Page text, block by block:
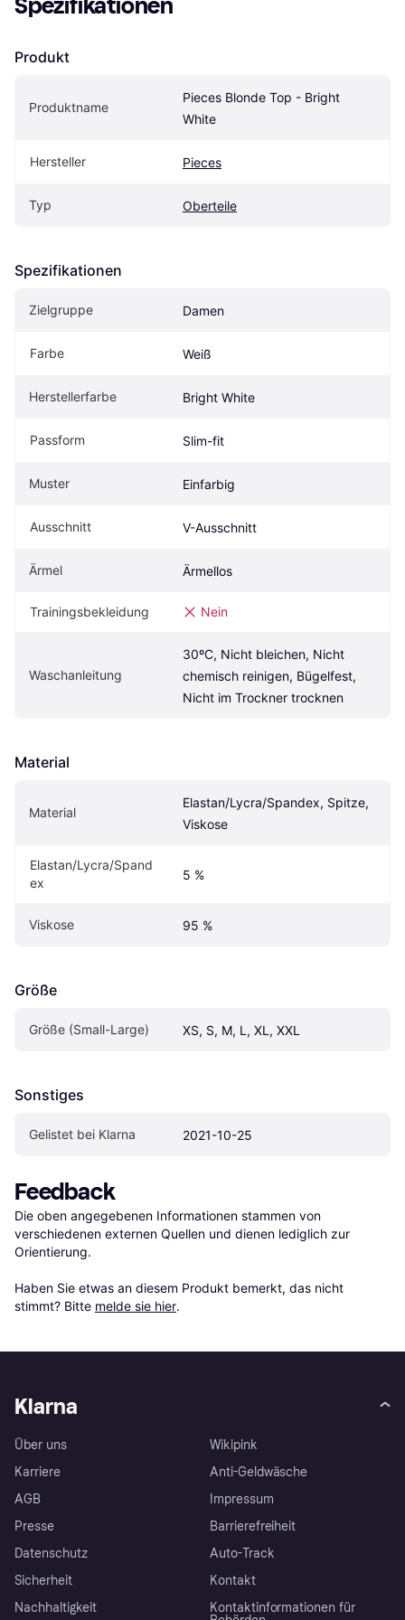
Spezifikationen
Produkt
Produktname
Pieces Blonde Top - Bright
White
Hersteller Pieces
Typ Oberteile
Spezifikationen
Zielgruppe Damen
Farbe Weiß
Herstellerfarbe Bright White
Passform Slim-fit
Muster Einfarbig
Ausschnitt V-Ausschnitt
Ärmel Ärmellos
Trainingsbekleidung Nein
Waschanleitung
30ºC, Nicht bleichen, Nicht
chemisch reinigen, Bügelfest,
Nicht im Trockner trocknen
Material
Material
Elastan/Lycra/Spandex, Spitze,
Viskose
Elastan/Lycra/Spand
ex
5 %
Viskose 95 %
Größe
Größe (Small-Large) XS, S, M, L, XL, XXL
Sonstiges
Gelistet bei Klarna 2021-10-25
Feedback
Die oben angegebenen Informationen stammen von
verschiedenen externen Quellen und dienen lediglich zur
Orientierung.
Haben Sie etwas an diesem Produkt bemerkt, das nicht
stimmt? Bitte melde sie hier.
Klarna
Über uns
Karriere
AGB
Presse
Datenschutz
Sicherheit
Nachhaltigkeit
Wikipink
Anti-Geldwäsche
Impressum
Barrierefreiheit
Auto-Track
Kontakt
Kontaktinformationen für